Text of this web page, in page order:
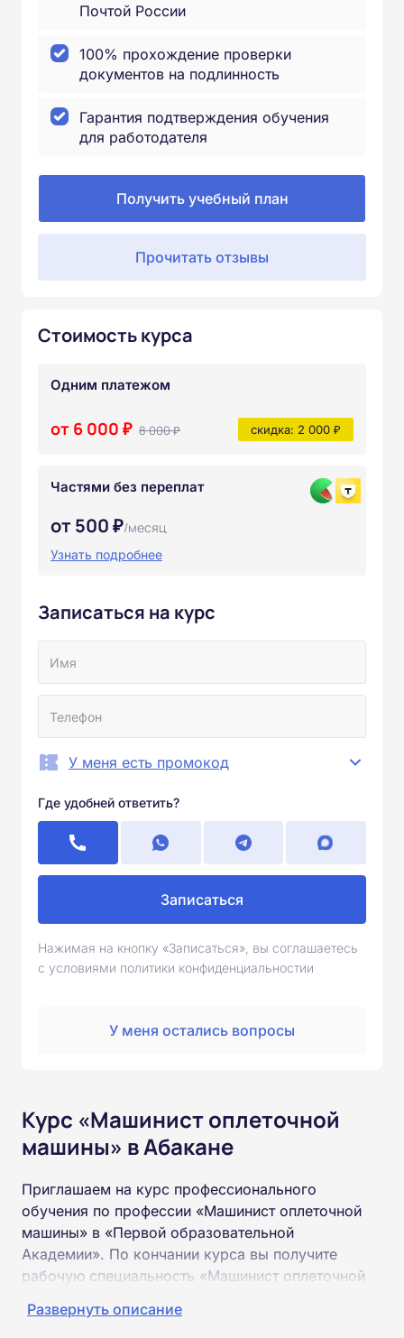
Почтой России
100% прохождение проверки
документов на подлинность
Гарантия подтверждения обучения
для работодателя
Получить учебный план
Прочитать отзывы
Стоимость курса
Одним платежом
от 6 000 ₽ 8 000 ₽ скидка: 2 000 ₽
Частями без переплат
от 500 ₽/месяц
Узнать подробнее
Записаться на курс
У меня есть промокод
Где удобней ответить?
Записаться
Нажимая на кнопку «Записаться», вы соглашаетесь
с условиями политики конфиденциальностии
У меня остались вопросы
Курс «Машинист оплеточной
машины» в Абакане
Приглашаем на курс профессионального
обучения по профессии «Машинист оплеточной
машины» в «Первой образовательной
Академии». По кончании курса вы получите
рабочую специальность «Машинист оплеточной
Развернуть описание